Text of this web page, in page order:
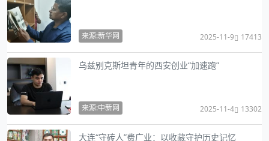
来源:新华网 2025-11-9 17413
乌兹别克斯坦青年的西安创业“加速跑”
来源:中新网 2025-11-4 13302
大连“守砖人”费广业：以收藏守护历史记忆